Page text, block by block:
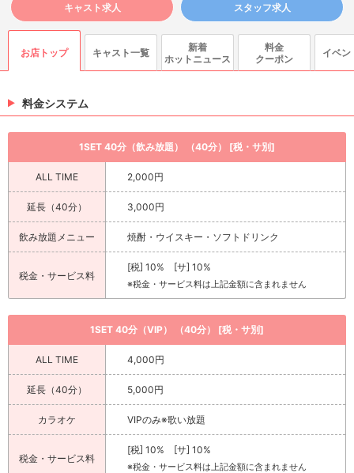
キャスト求人 スタッフ求人
お店トップ キャスト一覧
新着
ホットニュース
料金
クーポン
イベン
料金システム
1SET 40分（飲み放題） （40分） [税・サ別]
ALL TIME 2,000円
延長（40分） 3,000円
飲み放題メニュー 焼酎・ウイスキー・ソフトドリンク
税金・サービス料
[税] 10% [サ] 10%
※税金・サービス料は上記金額に含まれません
1SET 40分（VIP） （40分） [税・サ別]
ALL TIME 4,000円
延長（40分） 5,000円
カラオケ VIPのみ※歌い放題
税金・サービス料
[税] 10% [サ] 10%
※税金・サービス料は上記金額に含まれません